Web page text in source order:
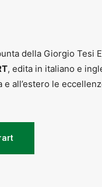
della Giorgio Tesi
, edita in italiano e
e all’estero le